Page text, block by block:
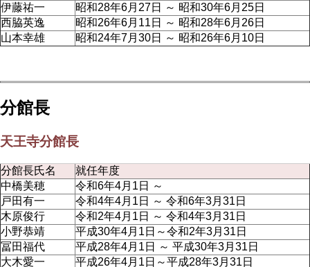
伊藤祐一
昭和28年6月27日 ～ 昭和30年6月25日
西脇英逸
昭和26年6月11日 ～ 昭和28年6月26日
山本幸雄
昭和24年7月30日 ～ 昭和26年6月10日
分館長
天王寺分館長
分館長氏名
就任年度
中橋美穂
令和6年4月1日 ～
戸田有一
令和4年4月1日 ～ 令和6年3月31日
木原俊行
令和2年4月1日 ～ 令和4年3月31日
小野恭靖
平成30年4月1日～令和2年3月31日
冨田福代
平成28年4月1日 ～ 平成30年3月31日
大木愛一
平成26年4月1日～平成28年3月31日